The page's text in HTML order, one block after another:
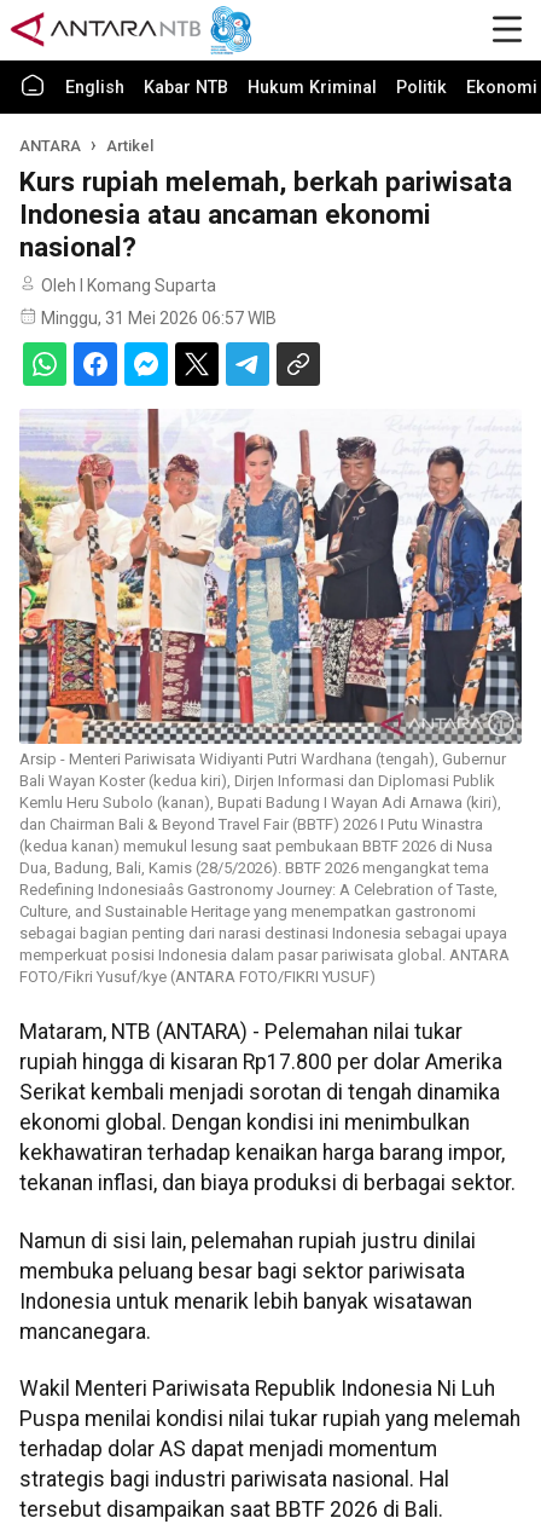
English Kabar NTB Hukum Kriminal Politik
ANTARA Artikel
Kurs rupiah melemah, berkah pariwisata
Indonesia atau ancaman ekonomi
nasional?
Oleh I Komang Suparta
Minggu, 31 Mei 2026 06:57 WIB
Arsip - Menteri Pariwisata Widiyanti Putri Wardhana (tengah), Gubernur
Bali Wayan Koster (kedua kiri), Dirjen Informasi dan Diplomasi Publik
Kemlu Heru Subolo (kanan), Bupati Badung I Wayan Adi Arnawa (kiri),
dan Chairman Bali & Beyond Travel Fair (BBTF) 2026 I Putu Winastra
(kedua kanan) memukul lesung saat pembukaan BBTF 2026 di Nusa
Dua, Badung, Bali, Kamis (28/5/2026). BBTF 2026 mengangkat tema
Redefining Indonesiaâs Gastronomy Journey: A Celebration of Taste,
Culture, and Sustainable Heritage yang menempatkan gastronomi
sebagai bagian penting dari narasi destinasi Indonesia sebagai upaya
memperkuat posisi Indonesia dalam pasar pariwisata global. ANTARA
FOTO/Fikri Yusuf/kye (ANTARA FOTO/FIKRI YUSUF)
Mataram, NTB (ANTARA) - Pelemahan nilai tukar
rupiah hingga di kisaran Rp17.800 per dolar Amerika
Serikat kembali menjadi sorotan di tengah dinamika
ekonomi global. Dengan kondisi ini menimbulkan
kekhawatiran terhadap kenaikan harga barang impor,
tekanan inflasi, dan biaya produksi di berbagai sektor.
Namun di sisi lain, pelemahan rupiah justru dinilai
membuka peluang besar bagi sektor pariwisata
Indonesia untuk menarik lebih banyak wisatawan
mancanegara.
Wakil Menteri Pariwisata Republik Indonesia Ni Luh
Puspa menilai kondisi nilai tukar rupiah yang melemah
terhadap dolar AS dapat menjadi momentum
strategis bagi industri pariwisata nasional. Hal
tersebut disampaikan saat BBTF 2026 di Bali.